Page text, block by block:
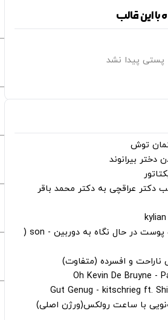
این قالب
پستی پیدا نشد
‌توش
دختر بیرانوند
دکتر عراقچی به دکتر محمد باقر
دانلود قالب مرد سیاه پوست در حال نگاه به دوربین - son (
ناراحت و افسرده (متفاوت)
با ساعت رولکس(ورژن اصلی)